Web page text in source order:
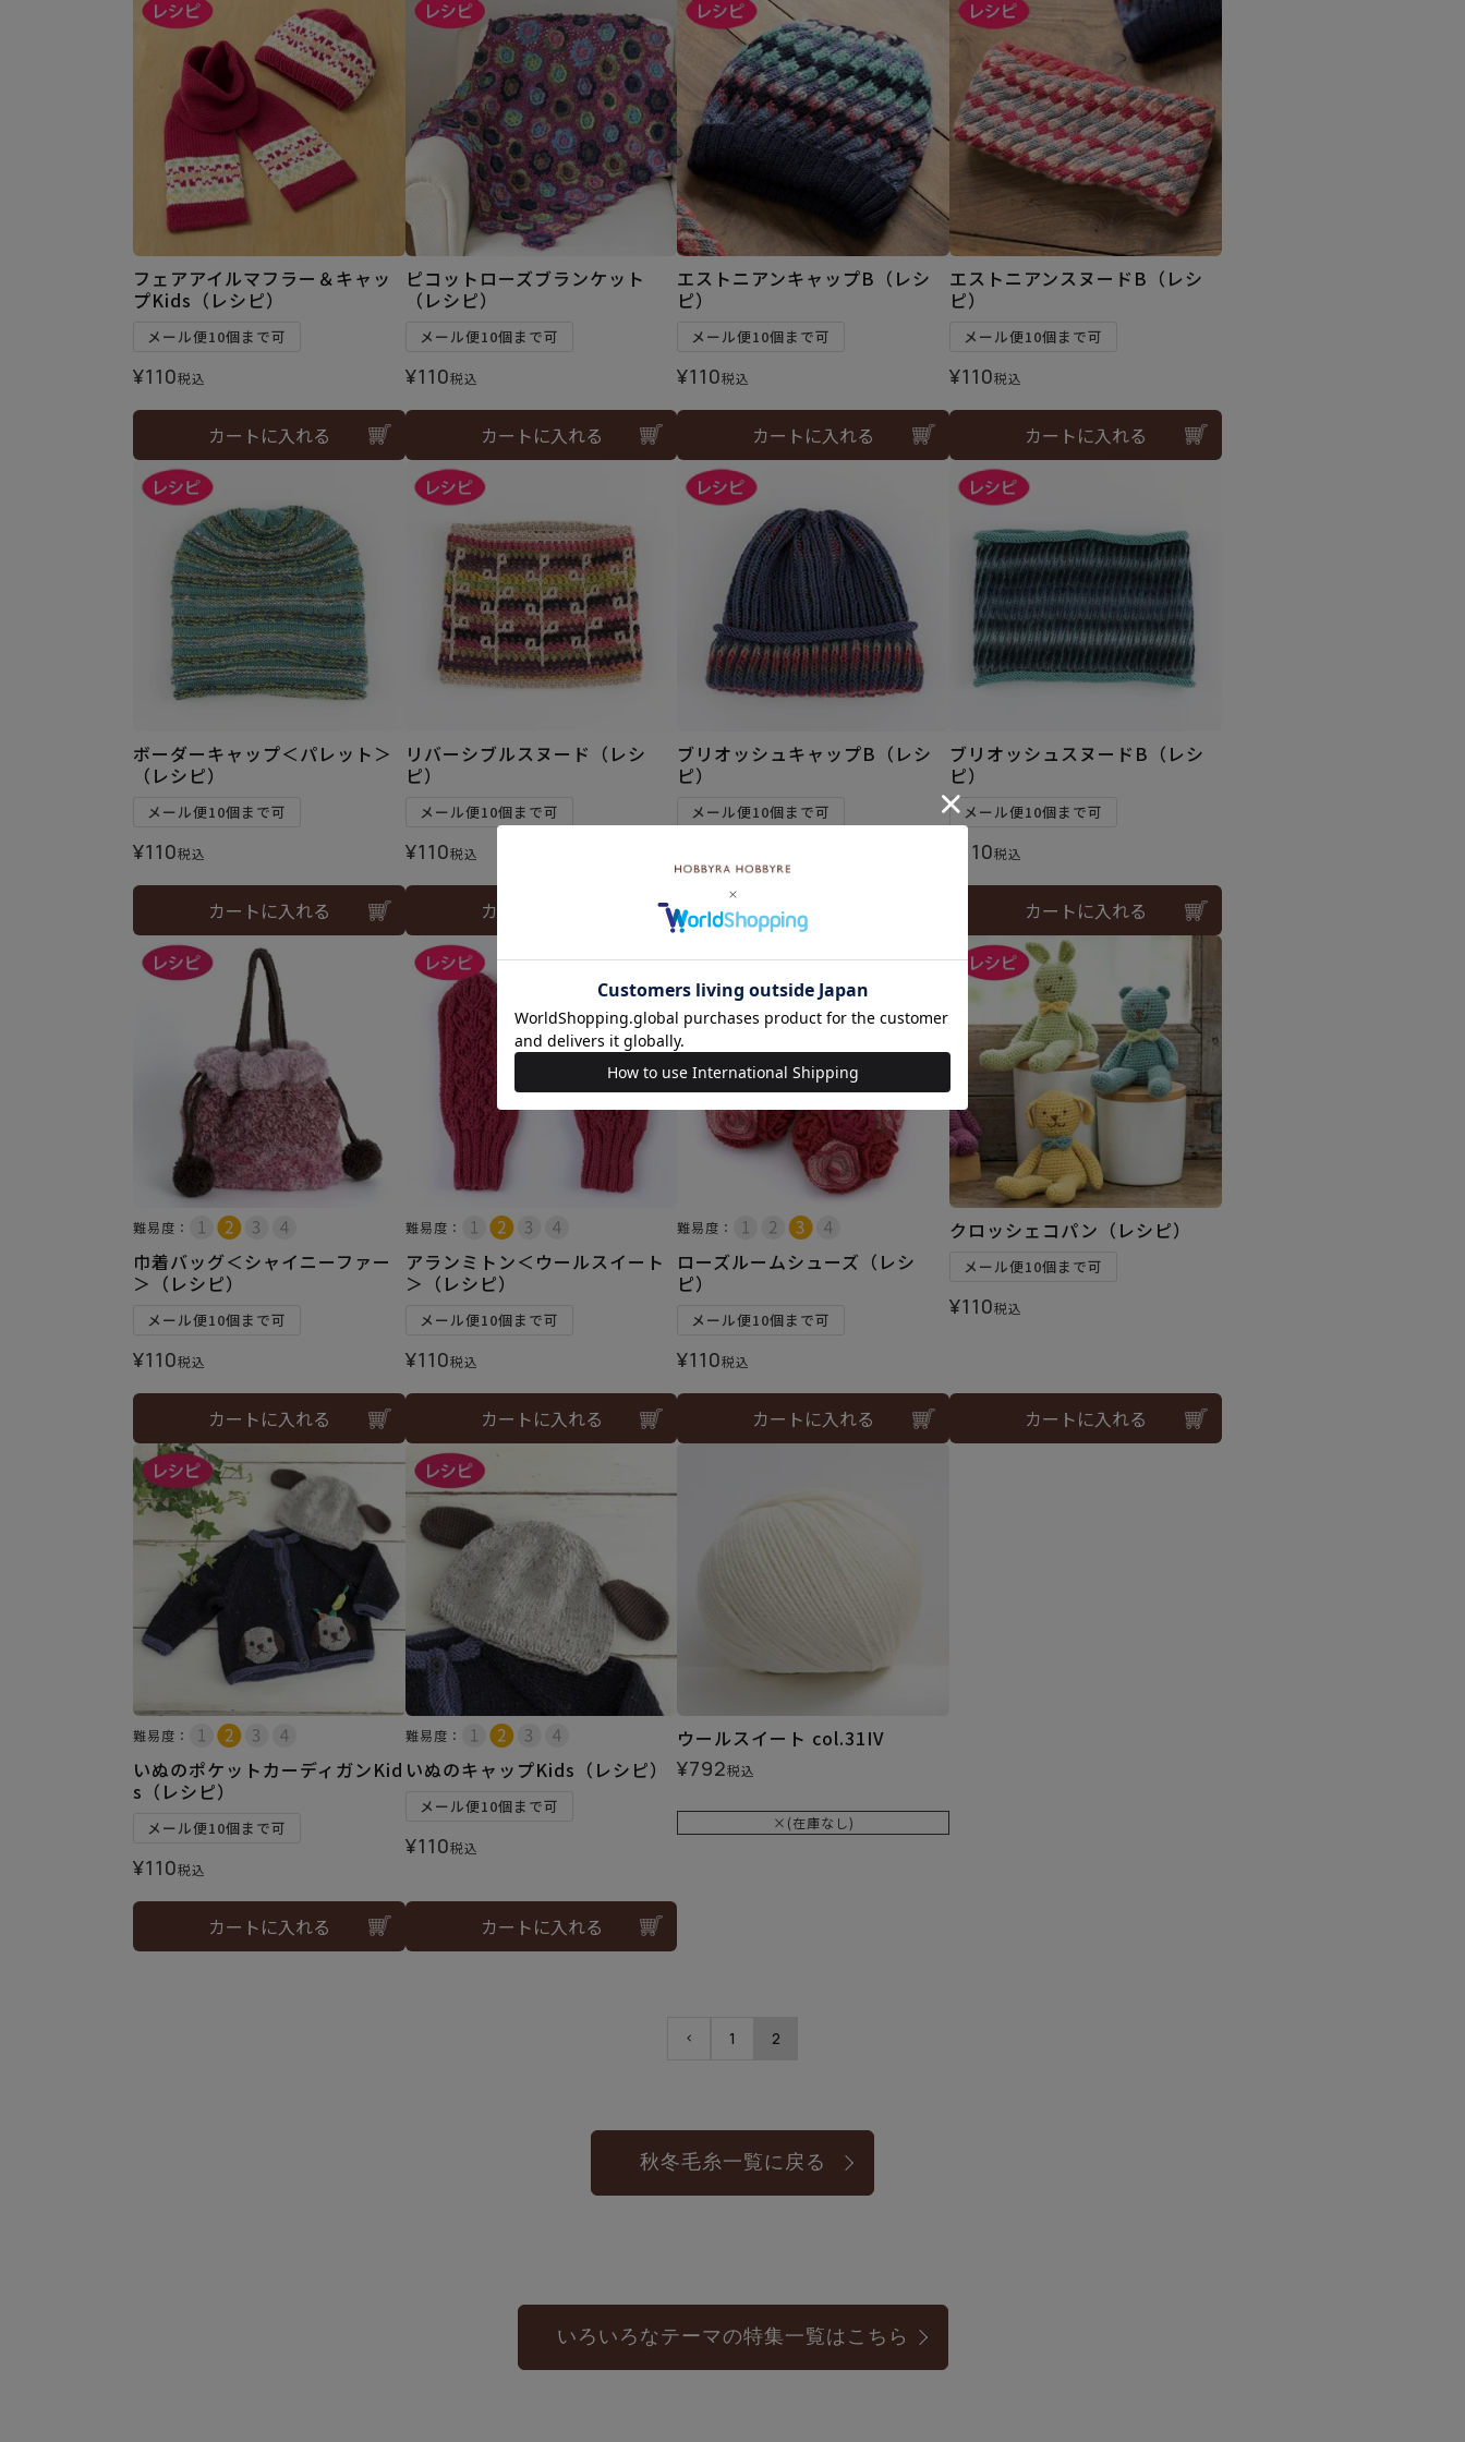
フェアアイルマフラー＆キャッ
プKids（レシピ）
メール便10個まで可
¥110税込
カートに入れる
ピコットローズブランケット
（レシピ）
メール便10個まで可
¥110税込
カートに入れる
エストニアンキャップB（レシ
ピ）
メール便10個まで可
¥110税込
カートに入れる
エストニアンスヌードB（レシ
ピ）
メール便10個まで可
¥110税込
カートに入れる
ボーダーキャップ＜パレット＞
（レシピ）
メール便10個まで可
¥110税込
カートに入れる
リバーシブルスヌード（レシ
ピ）
メール便10個まで可
¥110税込
カートに入れる
ブリオッシュキャップB（レシ
ピ）
メール便10個まで可
カートに入れる
ブリオッシュスヌードB（レシ
ピ）
メール便10個まで可
110税込
カートに入れる
難易度：
巾着バッグ＜シャイニーファー
＞（レシピ）
メール便10個まで可
¥110税込
カートに入れる
難易度：
アランミトン＜ウールスイート
＞（レシピ）
メール便10個まで可
¥110税込
カートに入れる
難易度：
ローズルームシューズ（レシ
ピ）
メール便10個まで可
¥110税込
カートに入れる
クロッシェコパン（レシピ）
メール便10個まで可
¥110税込
カートに入れる
難易度：
いぬのポケットカーディガンKid
s（レシピ）
メール便10個まで可
¥110税込
カートに入れる
難易度：
いぬのキャップKids（レシピ）
メール便10個まで可
¥110税込
カートに入れる
ウールスイート col.31IV
¥792税込
×(在庫なし)
1 2
秋冬毛糸一覧に戻る
いろいろなテーマの特集一覧はこちら